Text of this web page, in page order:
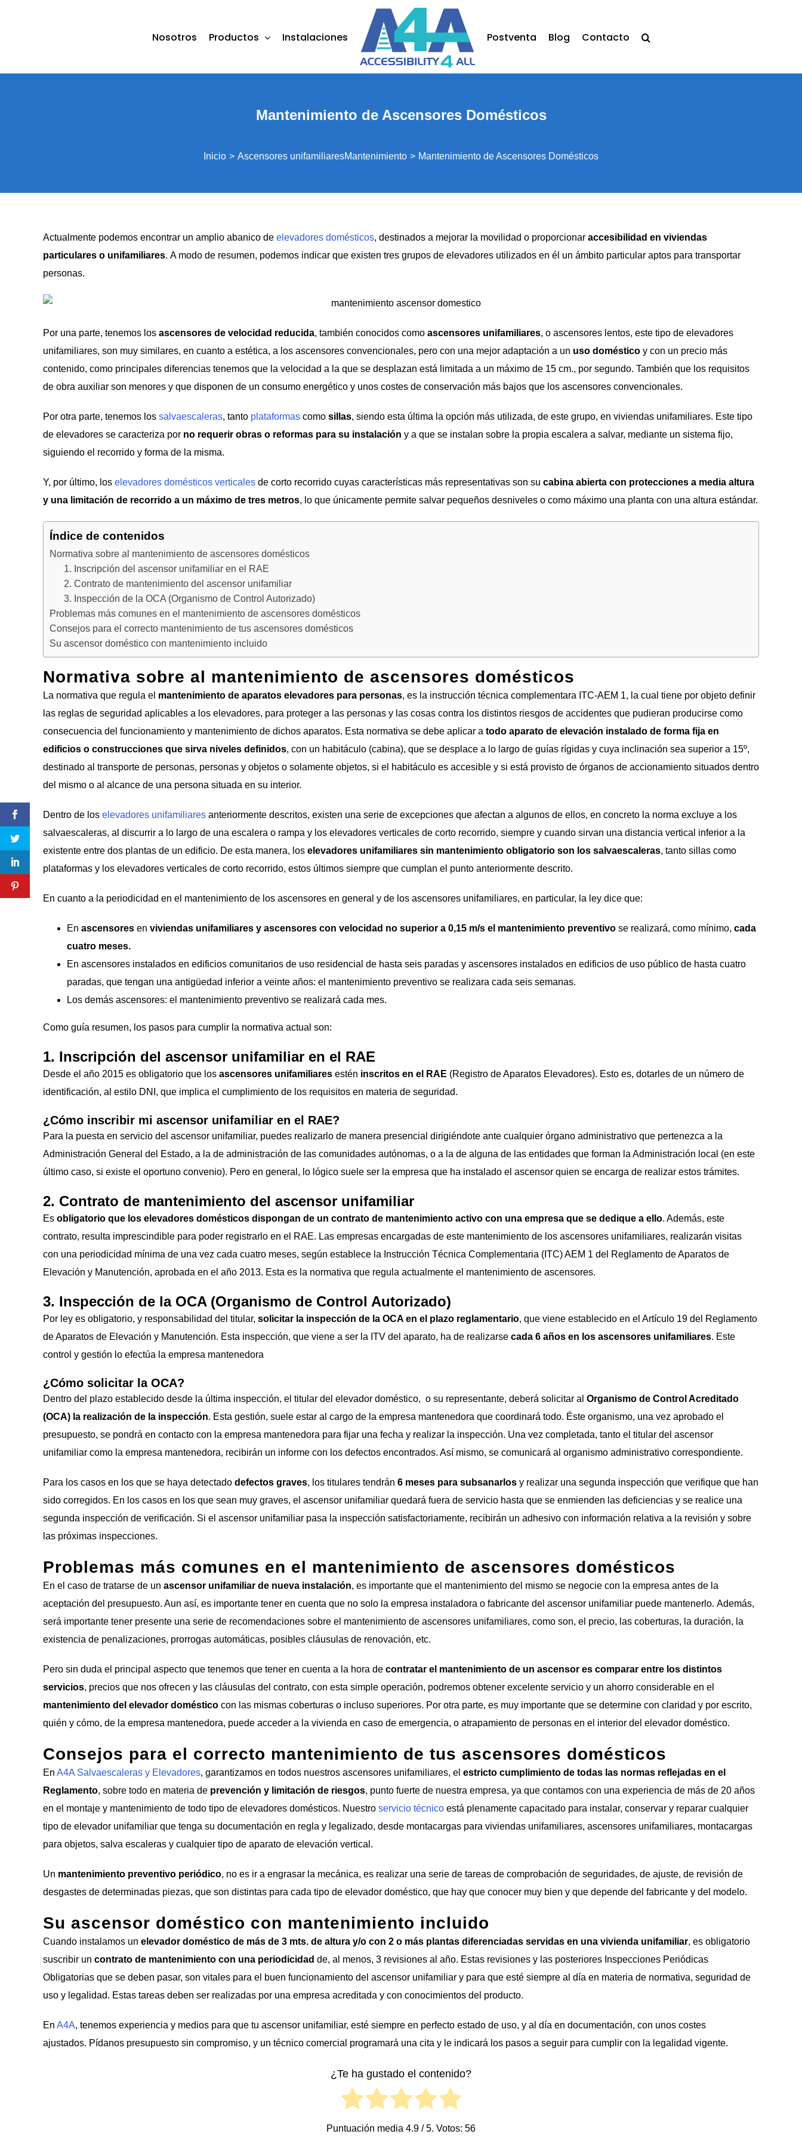
Nosotros Productos Instalaciones Postventa Blog Contacto
Mantenimiento de Ascensores Domésticos
Inicio Ascensores unifamiliaresMantenimiento Mantenimiento de Ascensores Domésticos
Actualmente podemos encontrar un amplio abanico de elevadores domésticos, destinados a mejorar la movilidad o proporcionar accesibilidad en viviendas
particulares o unifamiliares. A modo de resumen, podemos indicar que existen tres grupos de elevadores utilizados en él un ámbito particular aptos para transportar
personas.
Por una parte, tenemos los ascensores de velocidad reducida, también conocidos como ascensores unifamiliares, o ascensores lentos, este tipo de elevadores
unifamiliares, son muy similares, en cuanto a estética, a los ascensores convencionales, pero con una mejor adaptación a un uso doméstico y con un precio más
contenido, como principales diferencias tenemos que la velocidad a la que se desplazan está limitada a un máximo de 15 cm., por segundo. También que los requisitos
de obra auxiliar son menores y que disponen de un consumo energético y unos costes de conservación más bajos que los ascensores convencionales.
Por otra parte, tenemos los salvaescaleras, tanto plataformas como sillas, siendo esta última la opción más utilizada, de este grupo, en viviendas unifamiliares. Este tipo
de elevadores se caracteriza por no requerir obras o reformas para su instalación y a que se instalan sobre la propia escalera a salvar, mediante un sistema fijo,
siguiendo el recorrido y forma de la misma.
Y, por último, los elevadores domésticos verticales de corto recorrido cuyas características más representativas son su cabina abierta con protecciones a media altura
y una limitación de recorrido a un máximo de tres metros, lo que únicamente permite salvar pequeños desniveles o como máximo una planta con una altura estándar.
Índice de contenidos
Normativa sobre al mantenimiento de ascensores domésticos
1. Inscripción del ascensor unifamiliar en el RAE
2. Contrato de mantenimiento del ascensor unifamiliar
3. Inspección de la OCA (Organismo de Control Autorizado)
Problemas más comunes en el mantenimiento de ascensores domésticos
Consejos para el correcto mantenimiento de tus ascensores domésticos
Su ascensor doméstico con mantenimiento incluido
Normativa sobre al mantenimiento de ascensores domésticos
La normativa que regula el mantenimiento de aparatos elevadores para personas, es la instrucción técnica complementara ITC-AEM 1, la cual tiene por objeto definir
las reglas de seguridad aplicables a los elevadores, para proteger a las personas y las cosas contra los distintos riesgos de accidentes que pudieran producirse como
consecuencia del funcionamiento y mantenimiento de dichos aparatos. Esta normativa se debe aplicar a todo aparato de elevación instalado de forma fija en
edificios o construcciones que sirva niveles definidos, con un habitáculo (cabina), que se desplace a lo largo de guías rígidas y cuya inclinación sea superior a 15º,
destinado al transporte de personas, personas y objetos o solamente objetos, si el habitáculo es accesible y si está provisto de órganos de accionamiento situados dentro
del mismo o al alcance de una persona situada en su interior.
Dentro de los elevadores unifamiliares anteriormente descritos, existen una serie de excepciones que afectan a algunos de ellos, en concreto la norma excluye a los
salvaescaleras, al discurrir a lo largo de una escalera o rampa y los elevadores verticales de corto recorrido, siempre y cuando sirvan una distancia vertical inferior a la
existente entre dos plantas de un edificio. De esta manera, los elevadores unifamiliares sin mantenimiento obligatorio son los salvaescaleras, tanto sillas como
plataformas y los elevadores verticales de corto recorrido, estos últimos siempre que cumplan el punto anteriormente descrito.
En cuanto a la periodicidad en el mantenimiento de los ascensores en general y de los ascensores unifamiliares, en particular, la ley dice que:
En ascensores en viviendas unifamiliares y ascensores con velocidad no superior a 0,15 m/s el mantenimiento preventivo se realizará, como mínimo, cada
cuatro meses.
En ascensores instalados en edificios comunitarios de uso residencial de hasta seis paradas y ascensores instalados en edificios de uso público de hasta cuatro
paradas, que tengan una antigüedad inferior a veinte años: el mantenimiento preventivo se realizara cada seis semanas.
Los demás ascensores: el mantenimiento preventivo se realizará cada mes.
Como guía resumen, los pasos para cumplir la normativa actual son:
1. Inscripción del ascensor unifamiliar en el RAE
Desde el año 2015 es obligatorio que los ascensores unifamiliares estén inscritos en el RAE (Registro de Aparatos Elevadores). Esto es, dotarles de un número de
identificación, al estilo DNI, que implica el cumplimiento de los requisitos en materia de seguridad.
¿Cómo inscribir mi ascensor unifamiliar en el RAE?
Para la puesta en servicio del ascensor unifamiliar, puedes realizarlo de manera presencial dirigiéndote ante cualquier órgano administrativo que pertenezca a la
Administración General del Estado, a la de administración de las comunidades autónomas, o a la de alguna de las entidades que forman la Administración local (en este
último caso, si existe el oportuno convenio). Pero en general, lo lógico suele ser la empresa que ha instalado el ascensor quien se encarga de realizar estos trámites.
2. Contrato de mantenimiento del ascensor unifamiliar
Es obligatorio que los elevadores domésticos dispongan de un contrato de mantenimiento activo con una empresa que se dedique a ello. Además, este
contrato, resulta imprescindible para poder registrarlo en el RAE. Las empresas encargadas de este mantenimiento de los ascensores unifamiliares, realizarán visitas
con una periodicidad mínima de una vez cada cuatro meses, según establece la Instrucción Técnica Complementaria (ITC) AEM 1 del Reglamento de Aparatos de
Elevación y Manutención, aprobada en el año 2013. Esta es la normativa que regula actualmente el mantenimiento de ascensores.
3. Inspección de la OCA (Organismo de Control Autorizado)
Por ley es obligatorio, y responsabilidad del titular, solicitar la inspección de la OCA en el plazo reglamentario, que viene establecido en el Artículo 19 del Reglamento
de Aparatos de Elevación y Manutención. Esta inspección, que viene a ser la ITV del aparato, ha de realizarse cada 6 años en los ascensores unifamiliares. Este
control y gestión lo efectúa la empresa mantenedora
¿Cómo solicitar la OCA?
Dentro del plazo establecido desde la última inspección, el titular del elevador doméstico, o su representante, deberá solicitar al Organismo de Control Acreditado
(OCA) la realización de la inspección. Esta gestión, suele estar al cargo de la empresa mantenedora que coordinará todo. Éste organismo, una vez aprobado el
presupuesto, se pondrá en contacto con la empresa mantenedora para fijar una fecha y realizar la inspección. Una vez completada, tanto el titular del ascensor
unifamiliar como la empresa mantenedora, recibirán un informe con los defectos encontrados. Así mismo, se comunicará al organismo administrativo correspondiente.
Para los casos en los que se haya detectado defectos graves, los titulares tendrán 6 meses para subsanarlos y realizar una segunda inspección que verifique que han
sido corregidos. En los casos en los que sean muy graves, el ascensor unifamiliar quedará fuera de servicio hasta que se enmienden las deficiencias y se realice una
segunda inspección de verificación. Si el ascensor unifamiliar pasa la inspección satisfactoriamente, recibirán un adhesivo con información relativa a la revisión y sobre
las próximas inspecciones.
Problemas más comunes en el mantenimiento de ascensores domésticos
En el caso de tratarse de un ascensor unifamiliar de nueva instalación, es importante que el mantenimiento del mismo se negocie con la empresa antes de la
aceptación del presupuesto. Aun así, es importante tener en cuenta que no solo la empresa instaladora o fabricante del ascensor unifamiliar puede mantenerlo. Además,
será importante tener presente una serie de recomendaciones sobre el mantenimiento de ascensores unifamiliares, como son, el precio, las coberturas, la duración, la
existencia de penalizaciones, prorrogas automáticas, posibles cláusulas de renovación, etc.
Pero sin duda el principal aspecto que tenemos que tener en cuenta a la hora de contratar el mantenimiento de un ascensor es comparar entre los distintos
servicios, precios que nos ofrecen y las cláusulas del contrato, con esta simple operación, podremos obtener excelente servicio y un ahorro considerable en el
mantenimiento del elevador doméstico con las mismas coberturas o incluso superiores. Por otra parte, es muy importante que se determine con claridad y por escrito,
quién y cómo, de la empresa mantenedora, puede acceder a la vivienda en caso de emergencia, o atrapamiento de personas en el interior del elevador doméstico.
Consejos para el correcto mantenimiento de tus ascensores domésticos
En A4A Salvaescaleras y Elevadores, garantizamos en todos nuestros ascensores unifamiliares, el estricto cumplimiento de todas las normas reflejadas en el
Reglamento, sobre todo en materia de prevención y limitación de riesgos, punto fuerte de nuestra empresa, ya que contamos con una experiencia de más de 20 años
en el montaje y mantenimiento de todo tipo de elevadores domésticos. Nuestro servicio técnico está plenamente capacitado para instalar, conservar y reparar cualquier
tipo de elevador unifamiliar que tenga su documentación en regla y legalizado, desde montacargas para viviendas unifamiliares, ascensores unifamiliares, montacargas
para objetos, salva escaleras y cualquier tipo de aparato de elevación vertical.
Un mantenimiento preventivo periódico, no es ir a engrasar la mecánica, es realizar una serie de tareas de comprobación de seguridades, de ajuste, de revisión de
desgastes de determinadas piezas, que son distintas para cada tipo de elevador doméstico, que hay que conocer muy bien y que depende del fabricante y del modelo.
Su ascensor doméstico con mantenimiento incluido
Cuando instalamos un elevador doméstico de más de 3 mts. de altura y/o con 2 o más plantas diferenciadas servidas en una vivienda unifamiliar, es obligatorio
suscribir un contrato de mantenimiento con una periodicidad de, al menos, 3 revisiones al año. Estas revisiones y las posteriores Inspecciones Periódicas
Obligatorias que se deben pasar, son vitales para el buen funcionamiento del ascensor unifamiliar y para que esté siempre al día en materia de normativa, seguridad de
uso y legalidad. Estas tareas deben ser realizadas por una empresa acreditada y con conocimientos del producto.
En A4A, tenemos experiencia y medios para que tu ascensor unifamiliar, esté siempre en perfecto estado de uso, y al día en documentación, con unos costes
ajustados. Pídanos presupuesto sin compromiso, y un técnico comercial programará una cita y le indicará los pasos a seguir para cumplir con la legalidad vigente.
¿Te ha gustado el contenido?
Puntuación media 4.9 / 5. Votos: 56